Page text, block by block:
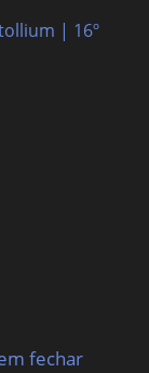
| 16º
fechar